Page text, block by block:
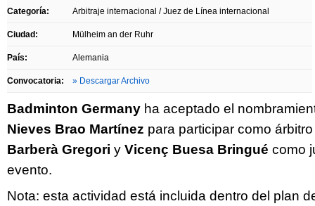
Categoría: Arbitraje internacional / Juez de Línea internacional
Ciudad: Mülheim an der Ruhr
País: Alemania
Convocatoria: » Descargar Archivo
Badminton Germany ha aceptado el
Nieves Brao Martínez para participar como
Barberà Gregori y Vicenç Buesa Bringué como
evento.
Nota: esta actividad está incluida dentro del plan